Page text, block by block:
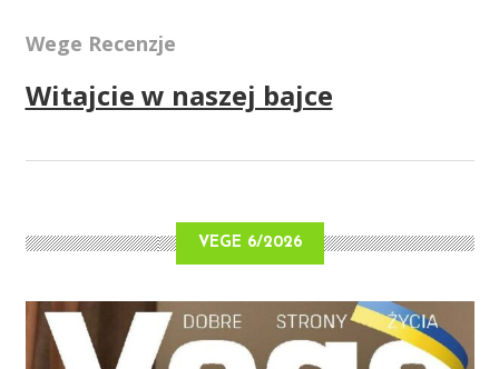
Wege Recenzje
Witajcie w naszej bajce
VEGE 6/2026